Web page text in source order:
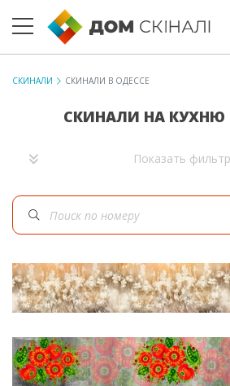
СКИНАЛИ СКИНАЛИ В ОДЕССЕ
СКИНАЛИ НА КУХНЮ
Показать фильтр